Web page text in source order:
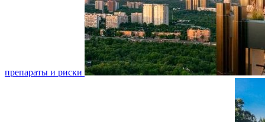
препараты и риски